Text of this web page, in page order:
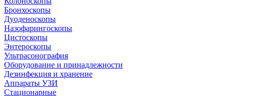
Бронхоскопы
Дуоденоскопы
Назофарингоскопы
Цистоскопы
Энтероскопы
Ультрасонография
Оборудование и принадлежности
Дезинфекция и хранение
Аппараты УЗИ
Стационарные